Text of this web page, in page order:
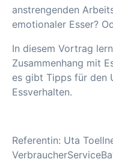
anstrengenden
emotionaler Esser?
In diesem Vortrag
Zusammenhang mit
es gibt Tipps für den
Essverhalten.
Referentin: Uta